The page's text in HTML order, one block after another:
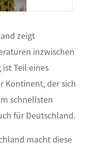
zeigt
inzwischen
Teil eines
Kontinent, der sich
schnellsten
für Deutschland.
macht diese